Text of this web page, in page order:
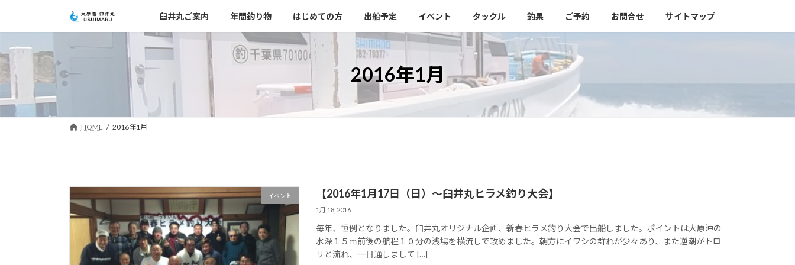
テ
ン
ツ
へ
キ
ッ
ゲ
ー
シ
ョ
に
移
臼井丸ご案内 年間釣り物 はじめての方 出船予定 イベント タックル 釣果 ご予約 お問合せ サイトマップ
2016年1月
HOME 2016年1月
イベント 【2016年1月17日（日）～臼井丸ヒラメ釣り大会】
1月 18, 2016
毎年、恒例となりました。臼井丸オリジナル企画、新春ヒラメ釣り大会で出船しました。ポイントは大原沖の
水深１５ｍ前後の航程１０分の浅場を横流しで攻めました。朝方にイワシの群れが少々あり、また逆潮がトロ
リと流れ、一日通しまして […]